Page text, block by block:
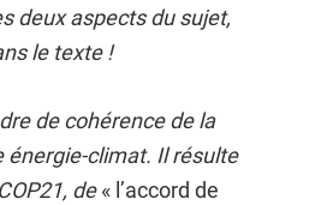
deux aspects du sujet,
le texte !
de cohérence de la
énergie-climat. Il résulte
de« l’accord de